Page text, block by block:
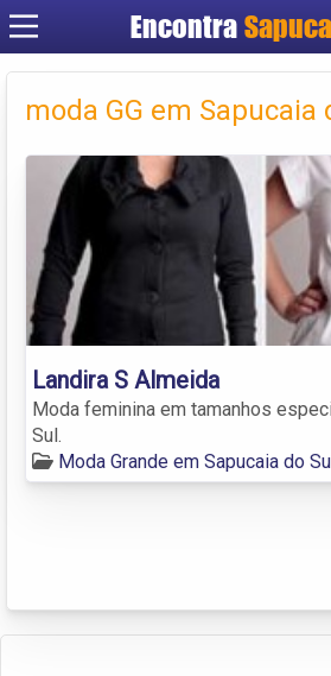
Encontra
Cadastrar
Criar conta
moda GG em Sapucaia
Landira S Almeida
Moda feminina em tamanhos
Sul.
Moda Grande em Sapucaia do